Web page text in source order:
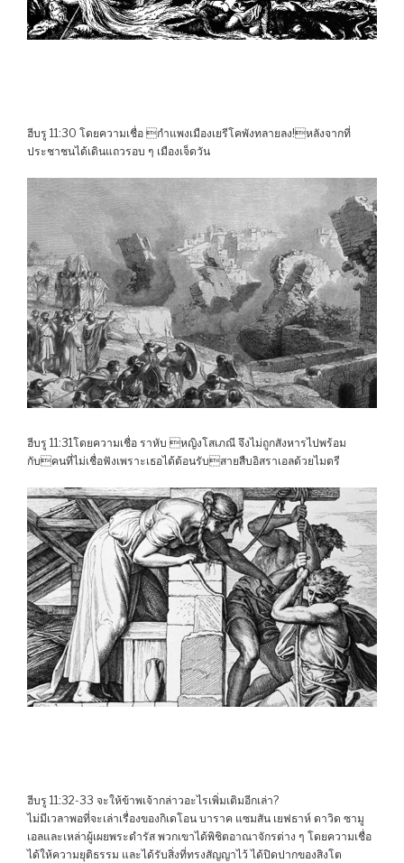
ฮีบรู 11:30 โดยความเชื่อ กำแพงเมืองเยรีโคพังทลายลง!หลังจากที่
ประชาชนได้เดินแถวรอบ ๆ เมืองเจ็ดวัน
ฮีบรู 11:31โดยความเชื่อ ราหับ หญิงโสเภณี จึงไม่ถูกสังหารไปพร้อม
กับคนที่ไม่เชื่อฟังเพราะเธอได้ต้อนรับสายสืบอิสราเอลด้วยไมตรี
ฮีบรู 11:32-33 จะให้ข้าพเจ้ากล่าวอะไรเพิ่มเติมอีกเล่า?
ไม่มีเวลาพอที่จะเล่าเรื่องของกิเดโอน บาราค แซมสัน เยฟธาห์ ดาวิด ซามู
เอลและเหล่าผู้เผยพระดำรัส พวกเขาได้พิชิตอาณาจักรต่าง ๆ โดยความเชื่อ
ได้ให้ความยุติธรรม และได้รับสิ่งที่ทรงสัญญาไว้ ได้ปิดปากของสิงโต